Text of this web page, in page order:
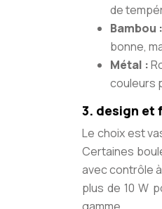
de
Bambou :
bonne,
Métal :
couleurs
3. design et
Le choix est
Certaines
avec contrôle
plus de 10 W